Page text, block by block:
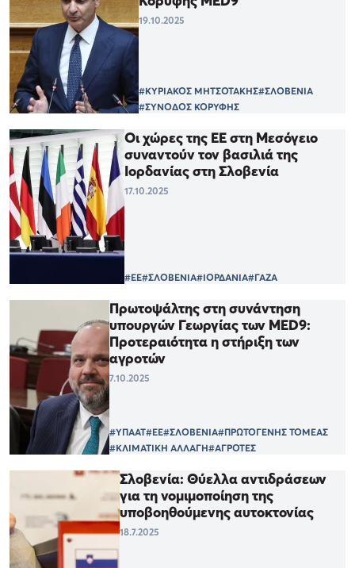
19.10.2025
#ΚΥΡΙΑΚΟΣ ΜΗΤΣΟΤΑΚΗΣ#ΣΛΟΒΕΝΙΑ
#ΣΥΝΟΔΟΣ ΚΟΡΥΦΗΣ
Οι χώρες της ΕΕ στη Μεσόγειο
συναντούν τον βασιλιά της
Ιορδανίας στη Σλοβενία
17.10.2025
#ΕΕ#ΣΛΟΒΕΝΙΑ#ΙΟΡΔΑΝΙΑ#ΓΑΖΑ
Πρωτοψάλτης στη συνάντηση
υπουργών Γεωργίας των MED9:
Προτεραιότητα η στήριξη των
αγροτών
7.10.2025
#ΥΠΑΑΤ#ΕΕ#ΣΛΟΒΕΝΙΑ#ΠΡΩΤΟΓΕΝΗΣ ΤΟΜΕΑΣ
#ΚΛΙΜΑΤΙΚΗ ΑΛΛΑΓΗ#ΑΓΡΟΤΕΣ
Σλοβενία: Θύελλα αντιδράσεων
για τη νομιμοποίηση της
υποβοηθούμενης αυτοκτονίας
18.7.2025